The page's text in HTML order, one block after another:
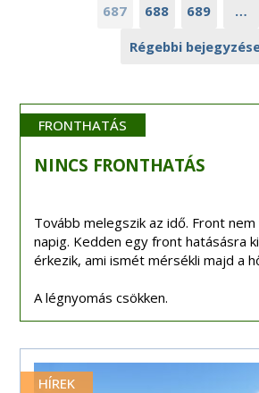
687
688 689 …
Régebbi
FRONTHATÁS
NINCS FRONTHATÁS
Tovább melegszik az idő. Front
napig. Kedden egy front hatásásra
érkezik, ami ismét mérsékli majd a
A légnyomás csökken.
HÍREK